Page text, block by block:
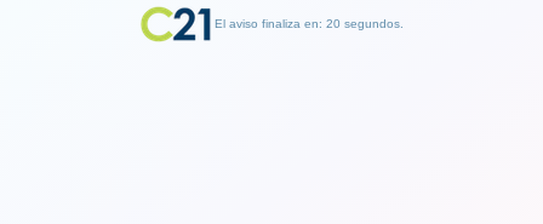
El aviso finaliza en: 19 segundos.